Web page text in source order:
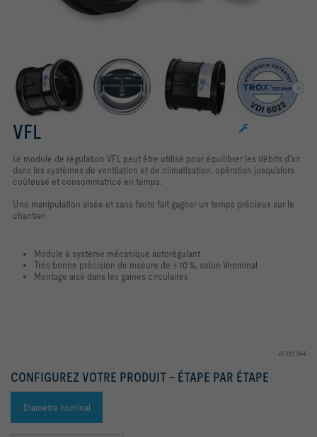
VFL
Le module de régulation VFL peut être utilisé pour équilibrer les débits d’air
dans les systèmes de ventilation et de climatisation, opération jusqu’alors
coûteuse et consommatrice en temps.
Une manipulation aisée et sans faute fait gagner un temps précieux sur le
chantier.
Module à système mécanique autorégulant
Très bonne précision de mseure de ± 10 %, selon Vnominal
Montage aisé dans les gaines circulaires
v2.23.1.344
CONFIGUREZ VOTRE PRODUIT - ÉTAPE PAR ÉTAPE
Diamètre nominal